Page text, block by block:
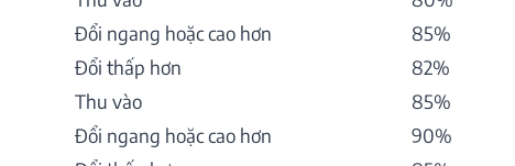
Đổi ngang hoặc cao hơn
85%
Đổi thấp hơn
82%
Thu vào
85%
Đổi ngang hoặc cao hơn
90%